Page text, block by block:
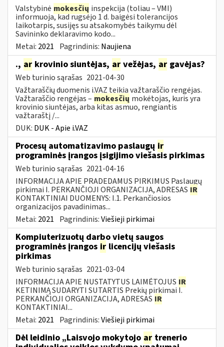
Valstybinė mokesčių inspekcija (toliau – VMI)
informuoja, kad rugsėjo 1 d. baigėsi tolerancijos
laikotarpis, susijęs su atsakomybės taikymu dėl
Savininko deklaravimo kodo...
Metai: 2021 Pagrindinis: Naujiena
., ar krovinio siuntėjas, ar vežėjas, ar gavėjas?
Web turinio sąrašas 2021-04-30
Važtaraščių duomenis i.VAZ teikia važtaraščio rengėjas.
Važtaraščio rengėjas – mokesčių mokėtojas, kuris yra
krovinio siuntėjas, arba kitas asmuo, rengiantis
važtaraštį /...
DUK: DUK - Apie i.VAZ
Procesų automatizavimo paslaugų ir
programinės įrangos įsigijimo viešasis pirkimas
Web turinio sąrašas 2021-04-16
INFORMACIJA APIE PRADEDAMUS PIRKIMUS Paslaugų
pirkimai I. PERKANČIOJI ORGANIZACIJA, ADRESAS IR
KONTAKTINIAI DUOMENYS: I.1. Perkančiosios
organizacijos pavadinimas...
Metai: 2021 Pagrindinis:Viešieji pirkimai
Kompiuterizuotų darbo vietų saugos
programinės įrangos ir licencijų viešasis
pirkimas
Web turinio sąrašas 2021-03-04
INFORMACIJA APIE NUSTATYTUS LAIMĖTOJUS IR
KETINIMĄ SUDARYTI SUTARTIS Prekių pirkimai I.
PERKANČIOJI ORGANIZACIJA, ADRESAS IR
KONTAKTINIAI...
Metai: 2021 Pagrindinis:Viešieji pirkimai
Dėl leidinio „Laisvojo mokytojo ar trenerio